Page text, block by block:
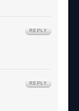
REPLY
REPLY